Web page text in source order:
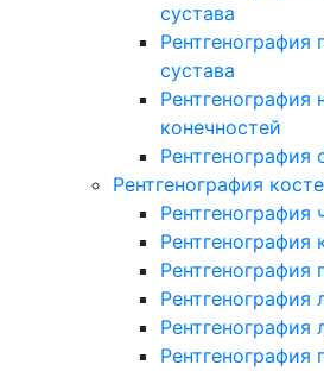
сустава
Рентгенография
сустава
Рентгенография
конечностей
Рентгенография
Рентгенография
Рентгенография
Рентгенография
Рентгенография
Рентгенография
Рентгенография
Рентгенография